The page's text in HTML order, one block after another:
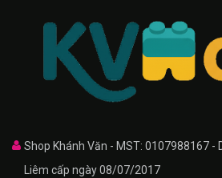
Shop Khánh Văn - MST: 0107988167 -
Liêm cấp ngày 08/07/2017